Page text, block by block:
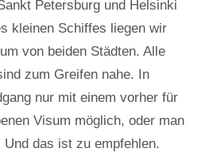
Petersburg und Helsinki
kleinen Schiffes liegen wir
von beiden Städten. Alle
zum Greifen nahe. In
nur mit einem vorher für
Visum möglich, oder man
Und das ist zu empfehlen.